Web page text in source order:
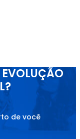
de você